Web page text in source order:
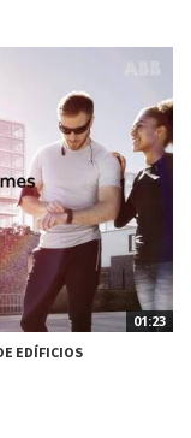
01:23
EDÍFICIOS